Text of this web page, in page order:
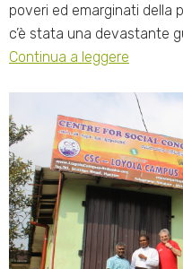
poveri ed emarginati della
c’è stata una devastante
Continua a leggere